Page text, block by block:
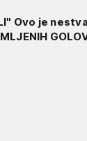
Ovo je